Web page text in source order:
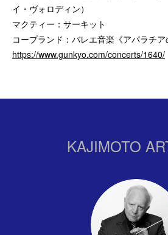
イ・ヴォロディン）
マクティー：サーキット
コープランド：バレエ音楽《アパラチア
https://www.gunkyo.com/concerts/1640/
KAJIMOTO